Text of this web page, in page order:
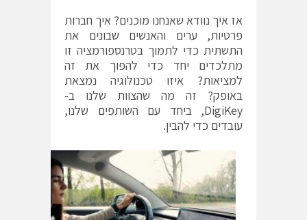
אז איך נוודא שאנחנו מוכנים? איך חברות
פרטיות, ערים והאנשים שבונים את
התשתית כדי לתמוך בטרנספורמציה זו
מתלכדים יחד כדי להפוך את זה
למציאות? איזו טכנולוגיה נמצאת
באופק? זה מה שהצוות שלנו ב-
DigiKey, ביחד עם השותפים שלנו,
עובדים כדי להבין.